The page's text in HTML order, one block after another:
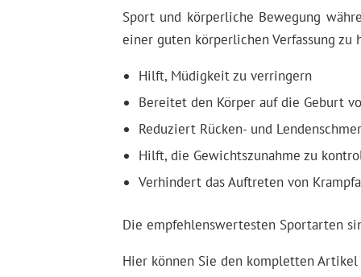
Sport und körperliche Bewegung
einer guten körperlichen Verfassung
Hilft, Müdigkeit zu verringern
Bereitet den Körper auf die Geburt
Reduziert Rücken- und
Hilft, die Gewichtszunahme zu
Verhindert das Auftreten von
Die empfehlenswertesten Sportarten
Hier können Sie den kompletten